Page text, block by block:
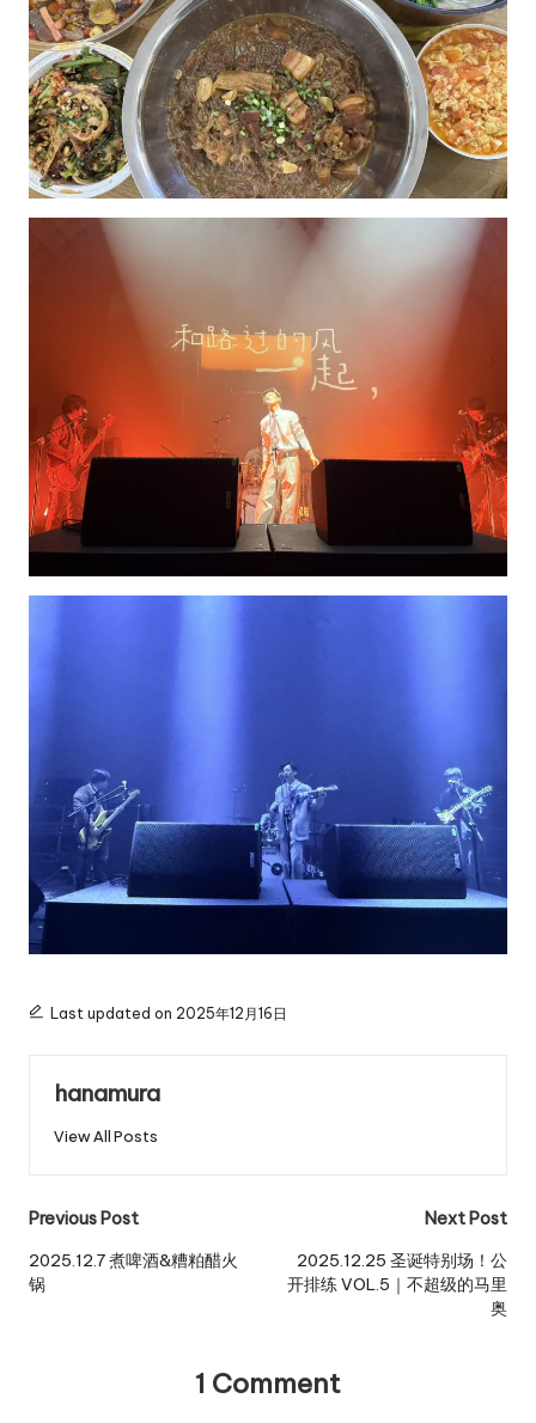
Last updated on 2025年12月16日
hanamura
View All Posts
Post
navigation
Previous Post
2025.12.7 煮啤酒&糟粕醋火
锅
Next Post
2025.12.25 圣诞特别场！公
开排练 VOL.5｜不超级的马里
奥
1 Comment